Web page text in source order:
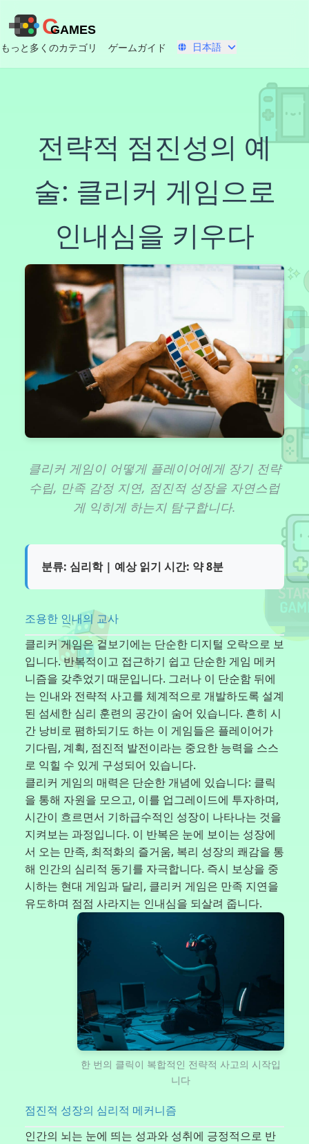
CGAMES
もっと多くのカテゴリ ゲームガイド 日本語
전략적 점진성의 예
술: 클리커 게임으로
인내심을 키우다
클리커 게임이 어떻게 플레이어에게 장기 전략
수립, 만족 감정 지연, 점진적 성장을 자연스럽
게 익히게 하는지 탐구합니다.
분류: 심리학 | 예상 읽기 시간: 약 8분
조용한 인내의 교사
클리커 게임은 겉보기에는 단순한 디지털 오락으로 보
입니다. 반복적이고 접근하기 쉽고 단순한 게임 메커
니즘을 갖추었기 때문입니다. 그러나 이 단순함 뒤에
는 인내와 전략적 사고를 체계적으로 개발하도록 설계
된 섬세한 심리 훈련의 공간이 숨어 있습니다. 흔히 시
간 낭비로 폄하되기도 하는 이 게임들은 플레이어가
기다림, 계획, 점진적 발전이라는 중요한 능력을 스스
로 익힐 수 있게 구성되어 있습니다.
클리커 게임의 매력은 단순한 개념에 있습니다: 클릭
을 통해 자원을 모으고, 이를 업그레이드에 투자하며,
시간이 흐르면서 기하급수적인 성장이 나타나는 것을
지켜보는 과정입니다. 이 반복은 눈에 보이는 성장에
서 오는 만족, 최적화의 즐거움, 복리 성장의 쾌감을 통
해 인간의 심리적 동기를 자극합니다. 즉시 보상을 중
시하는 현대 게임과 달리, 클리커 게임은 만족 지연을
유도하며 점점 사라지는 인내심을 되살려 줍니다.
한 번의 클릭이 복합적인 전략적 사고의 시작입
니다
점진적 성장의 심리적 메커니즘
인간의 뇌는 눈에 띄는 성과와 성취에 긍정적으로 반